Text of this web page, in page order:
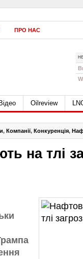
ПРО НАС
Відео Oilreview
, Компанії, Конкуренція,
на тлі